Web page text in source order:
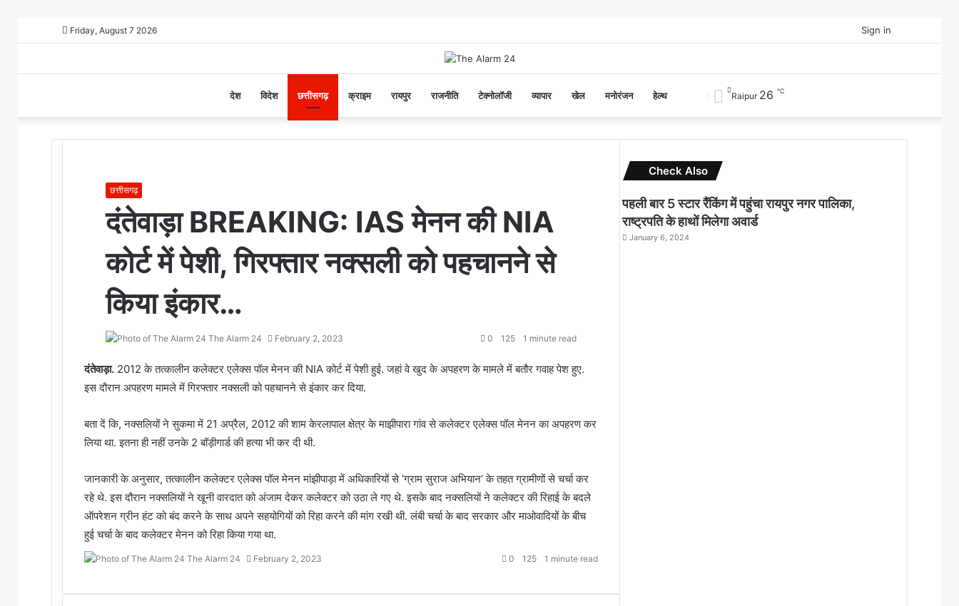
Friday, August 7 2026 Sign in
YouTube
Home
देश विदेश छत्तीसगढ़ क्राइम रायपुर राजनीति टेक्नोलॉजी व्यापार खेल मनोरंजन हेल्थ
skin
Raipur 26 ℃
छत्तीसगढ़
दंतेवाड़ा BREAKING: IAS मेनन की NIA
कोर्ट में पेशी, गिरफ्तार नक्सली को पहचानने से
किया इंकार…
The Alarm 24 February 2, 2023 0 125 1 minute read
दंतेवाड़ा. 2012 के तत्कालीन कलेक्टर एलेक्स पॉल मेनन की NIA कोर्ट में पेशी हुई. जहां वे खुद के अपहरण के मामले में बतौर गवाह पेश हुए.
इस दौरान अपहरण मामले में गिरफ्तार नक्सली को पहचानने से इंकार कर दिया.
बता दें कि, नक्सलियों ने सुकमा में 21 अप्रैल, 2012 की शाम केरलापाल क्षेत्र के माझीपारा गांव से कलेक्टर एलेक्स पॉल मेनन का अपहरण कर
लिया था. इतना ही नहीं उनके 2 बॉड़ीगार्ड की हत्या भी कर दी थी.
जानकारी के अनुसार, तत्कालीन कलेक्टर एलेक्स पॉल मेनन मांझीपाड़ा में अधिकारियों से ‘ग्राम सुराज अभियान’ के तहत ग्रामीणों से चर्चा कर
रहे थे. इस दौरान नक्सलियों ने खूनी वारदात को अंजाम देकर कलेक्टर को उठा ले गए थे. इसके बाद नक्सलियों ने कलेक्टर की रिहाई के बदले
ऑपरेशन ग्रीन हंट को बंद करने के साथ अपने सहयोगियों को रिहा करने की मांग रखी थी. लंबी चर्चा के बाद सरकार और माओवादियों के बीच
हुई चर्चा के बाद कलेक्टर मेनन को रिहा किया गया था.
The Alarm 24 February 2, 2023 0 125 1 minute read
Check Also
पहली बार 5 स्टार रैंकिंग में पहुंचा रायपुर नगर पालिका,
राष्ट्रपति के हाथों मिलेगा अवार्ड
January 6, 2024